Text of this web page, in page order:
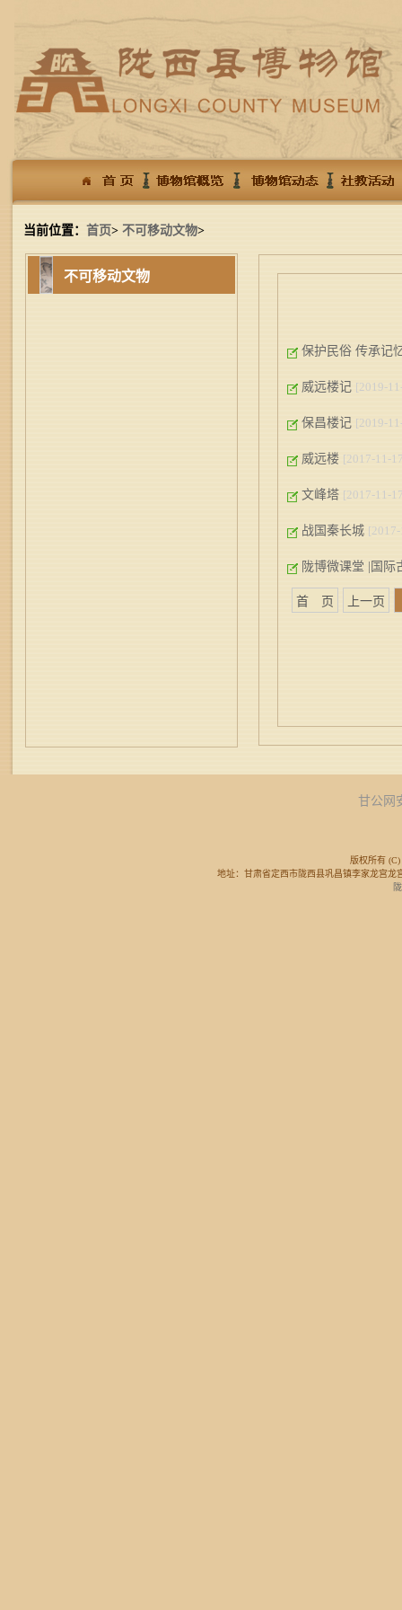
当前位置： 首页> 不可移动文物>
不可移动文物
保护民俗 传承记
威远楼记 [2019-
保昌楼记 [2019-
威远楼 [2017-11-
文峰塔 [2017-11-
战国秦长城
陇博微课堂 |国际
首 页 上一页
甘公网
版权所有
地址：甘肃省定西市陇西县巩昌镇李家龙宫龙